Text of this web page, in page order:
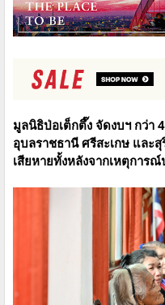
มูลนิธิป่อเต็กตึ๊ง จัดงบฯ กว่า
อุบลราชธานี ศรีสะเกษ และ
เสียหายทั้งหลังจากเหตุการ